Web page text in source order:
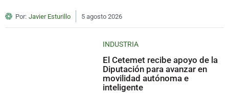
Por: Javier Esturillo 5 agosto 2026
INDUSTRIA
El Cetemet recibe apoyo de la
Diputación para avanzar en
movilidad autónoma e
inteligente